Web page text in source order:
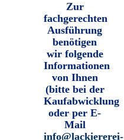
Zur
fachgerechten
Ausführung
benötigen
wir folgende
Informationen
von Ihnen
(bitte bei der
Kaufabwicklung
oder per E-
Mail
info@lackiererei-